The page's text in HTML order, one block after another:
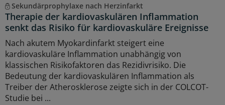
Sekundärprophylaxe nach Herzinfarkt
Therapie der kardiovaskulären Inflammation
senkt das Risiko für kardiovaskuläre Ereignisse
Nach akutem Myokardinfarkt steigert eine
kardiovaskuläre Inflammation unabhängig von
klassischen Risikofaktoren das Rezidivrisiko. Die
Bedeutung der kardiovaskulären Inflammation als
Treiber der Atherosklerose zeigte sich in der COLCOT-
Studie bei ...